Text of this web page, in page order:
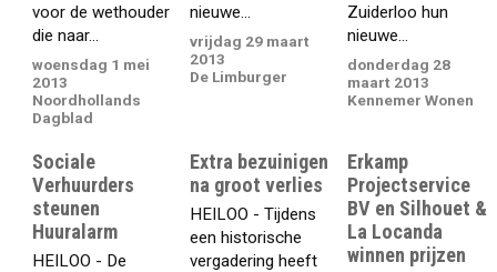
voor de wethouder
die naar...
woensdag 1 mei
2013
Noordhollands
Dagblad
nieuwe...
vrijdag 29 maart
2013
De Limburger
Zuiderloo hun
nieuwe...
donderdag 28
maart 2013
Kennemer Wonen
Sociale
Verhuurders
steunen
Huuralarm
HEILOO - De
Extra bezuinigen
na groot verlies
HEILOO - Tijdens
een historische
vergadering heeft
Erkamp
Projectservice
BV en Silhouet &
La Locanda
winnen prijzen